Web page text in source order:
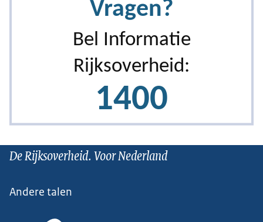
De Rijksoverheid. Voor Nederland
Andere talen